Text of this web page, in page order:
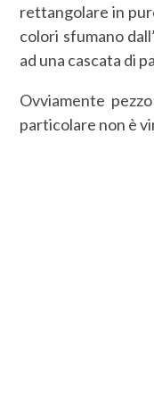
rettangolare in
colori sfumano
ad una cascata di
Ovviamente
particolare non è